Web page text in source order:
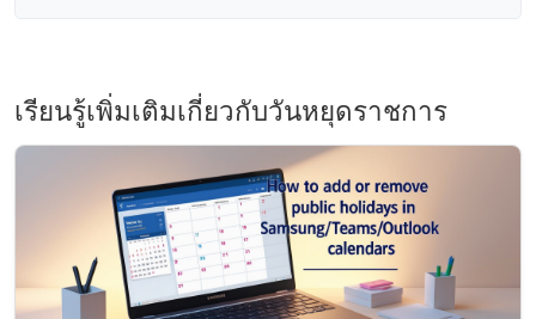
เรียนรู้เพิ่มเติมเกี่ยวกับวันหยุดราชการ